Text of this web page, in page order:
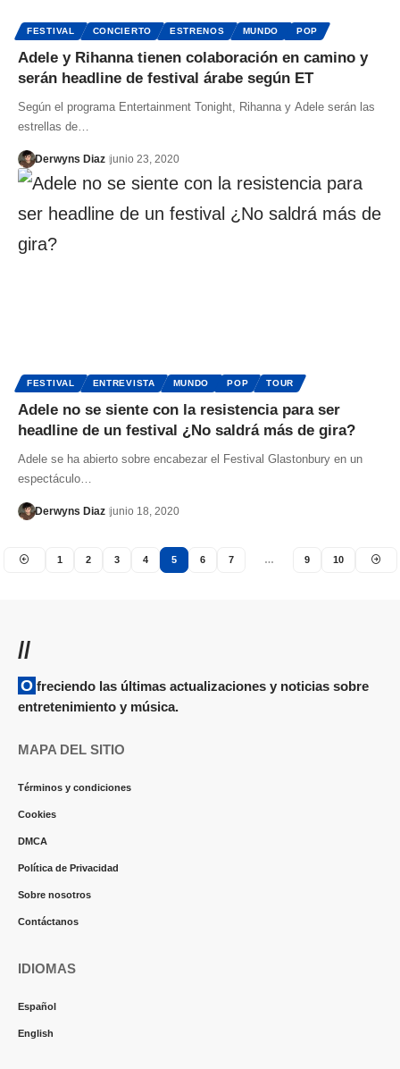
FESTIVAL CONCIERTO ESTRENOS MUNDO POP
Adele y Rihanna tienen colaboración en camino y
serán headline de festival árabe según ET
Según el programa Entertainment Tonight, Rihanna y Adele serán las
estrellas de…
Derwyns Diaz junio 23, 2020
FESTIVAL ENTREVISTA MUNDO POP TOUR
Adele no se siente con la resistencia para ser
headline de un festival ¿No saldrá más de gira?
Adele se ha abierto sobre encabezar el Festival Glastonbury en un
espectáculo…
Derwyns Diaz junio 18, 2020
1 2 3 4 5 6 7 … 9 10
//
Ofreciendo las últimas actualizaciones y noticias sobre
entretenimiento y música.
MAPA DEL SITIO
Términos y condiciones
Cookies
DMCA
Política de Privacidad
Sobre nosotros
Contáctanos
IDIOMAS
Español
English